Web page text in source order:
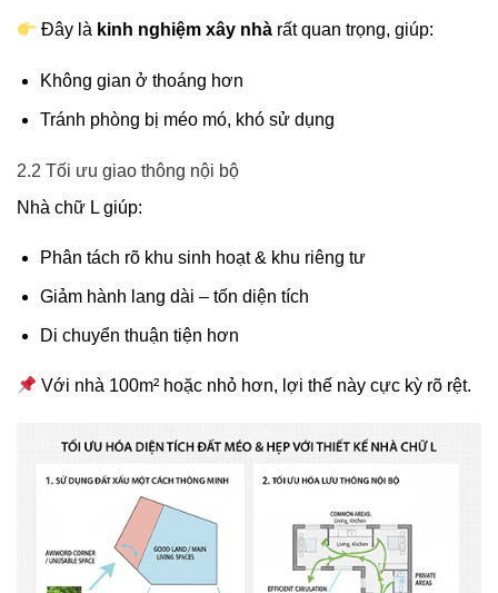
Đây là kinh nghiệm xây nhà rất quan trọng, giúp:
Không gian ở thoáng hơn
Tránh phòng bị méo mó, khó sử dụng
2.2 Tối ưu giao thông nội bộ
Nhà chữ L giúp:
Phân tách rõ khu sinh hoạt & khu riêng tư
Giảm hành lang dài – tốn diện tích
Di chuyển thuận tiện hơn
Với nhà 100m² hoặc nhỏ hơn, lợi thế này cực kỳ rõ rệt.